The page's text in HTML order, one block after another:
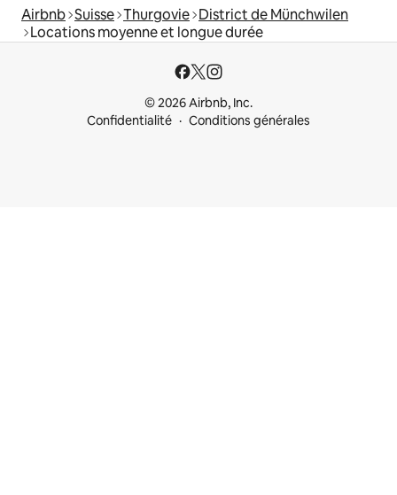
Airbnb Suisse Thurgovie District de Münchwilen
Locations moyenne et longue durée
© 2026 Airbnb, Inc.
Confidentialité
Conditions générales